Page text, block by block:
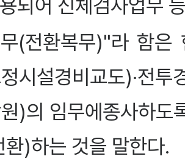
되어 신체검사업무
(전환복무)"라 함은
시설경비교도)·전
)의 임무에종사하도
)하는 것을 말한다.